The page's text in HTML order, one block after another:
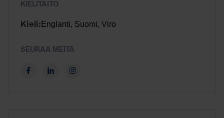
KIELITAITO
Kieli: Englanti, Suomi, Viro
SEURAA MEITÄ